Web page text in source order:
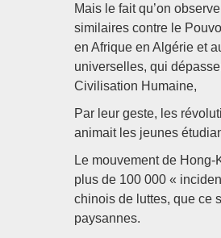
Mais le fait qu’on
similaires contre le
en Afrique en Algérie et
universelles, qui
Civilisation Humaine,
Par leur geste, les
animait les jeunes
Le mouvement de
plus de 100 000 «
chinois de luttes, que ce
paysannes.